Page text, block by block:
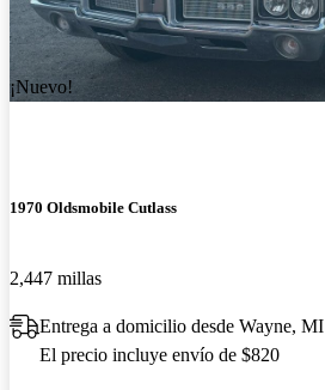
¡Nuevo!
1970 Oldsmobile Cutlass
2,447 millas
Entrega a domicilio desde Wayne, MI
El precio incluye envío de $820